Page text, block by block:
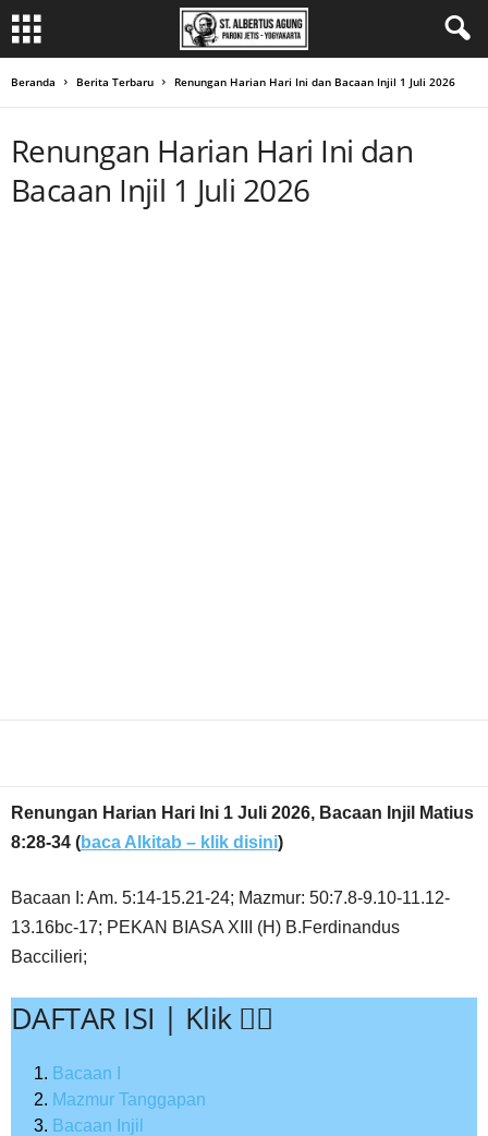
Beranda Berita Terbaru Renungan Harian Hari Ini dan Bacaan Injil 1 Juli 2026
Renungan Harian Hari Ini dan
Bacaan Injil 1 Juli 2026
Renungan Harian Hari Ini 1 Juli 2026, Bacaan Injil Matius
8:28-34 (baca Alkitab – klik disini)
Bacaan I: Am. 5:14-15.21-24; Mazmur: 50:7.8-9.10-11.12-
13.16bc-17; PEKAN BIASA XIII (H) B.Ferdinandus
Baccilieri;
DAFTAR ISI | Klik 👇🏻
Bacaan I
Mazmur Tanggapan
Bacaan Injil